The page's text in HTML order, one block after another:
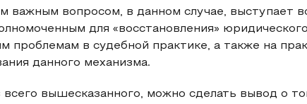
важным вопросом, в данном случае, выступает
для «восстановления»
проблемам в судебной практике, а также на
данного механизма.
всего вышесказанного, можно сделать вывод о